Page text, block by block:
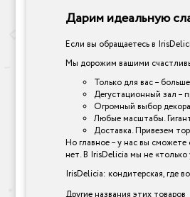
Дарим идеальную
Если вы обращаетесь в
Мы дорожим вашими
Только для вас –
Дегустационный зал –
Огромный выбор
Любые масштабы.
Доставка. Привезем
Но главное – у нас вы
нет. В IrisDelicia мы не
IrisDelicia: кондитерская, где